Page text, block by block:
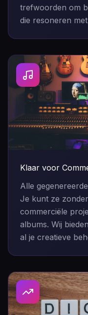
trefwoorden om
die resoneren
Klaar voor
Alle
Je kunt ze
commerciële
albums. Wij
al je creatieve